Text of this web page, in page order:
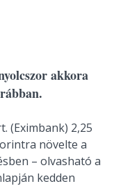
akkora
(Eximbank) 2,25
növelte a
– olvasható a
kedden